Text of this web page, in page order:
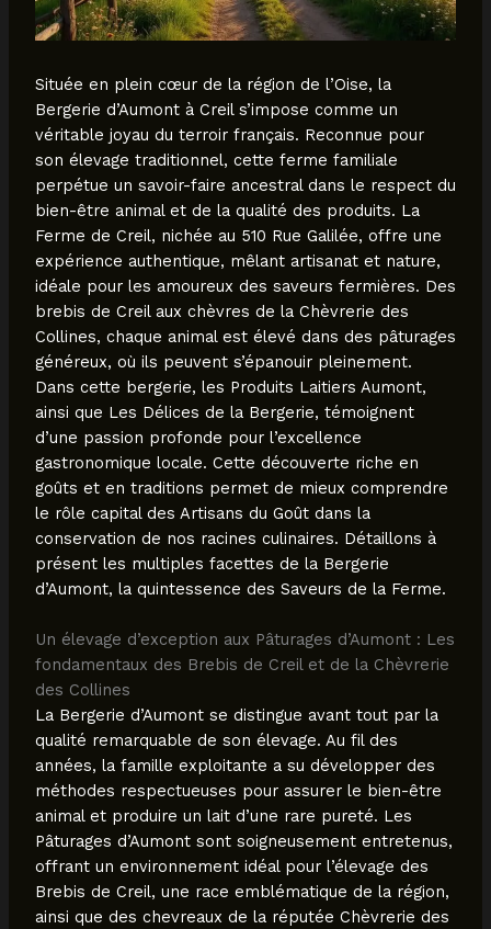
Située en plein cœur de la région de l’Oise, la
Bergerie d’Aumont à Creil s’impose comme un
véritable joyau du terroir français. Reconnue pour
son élevage traditionnel, cette ferme familiale
perpétue un savoir-faire ancestral dans le respect du
bien-être animal et de la qualité des produits. La
Ferme de Creil, nichée au 510 Rue Galilée, offre une
expérience authentique, mêlant artisanat et nature,
idéale pour les amoureux des saveurs fermières. Des
brebis de Creil aux chèvres de la Chèvrerie des
Collines, chaque animal est élevé dans des pâturages
généreux, où ils peuvent s’épanouir pleinement.
Dans cette bergerie, les Produits Laitiers Aumont,
ainsi que Les Délices de la Bergerie, témoignent
d’une passion profonde pour l’excellence
gastronomique locale. Cette découverte riche en
goûts et en traditions permet de mieux comprendre
le rôle capital des Artisans du Goût dans la
conservation de nos racines culinaires. Détaillons à
présent les multiples facettes de la Bergerie
d’Aumont, la quintessence des Saveurs de la Ferme.
Un élevage d’exception aux Pâturages d’Aumont : Les
fondamentaux des Brebis de Creil et de la Chèvrerie
des Collines
La Bergerie d’Aumont se distingue avant tout par la
qualité remarquable de son élevage. Au fil des
années, la famille exploitante a su développer des
méthodes respectueuses pour assurer le bien-être
animal et produire un lait d’une rare pureté. Les
Pâturages d’Aumont sont soigneusement entretenus,
offrant un environnement idéal pour l’élevage des
Brebis de Creil, une race emblématique de la région,
ainsi que des chevreaux de la réputée Chèvrerie des